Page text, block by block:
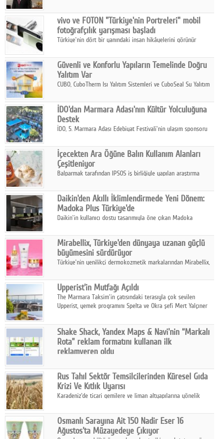
Çelik FAVÖK Marjını %16,1'e yükseltti.
vivo ve FOTON "Türkiye'nin Portreleri" mobil
fotoğrafçılık yarışması başladı
Türkiye'nin dört bir yanındaki insan hikâyelerini görünür
insanını, kültürünü ve yaşamını portre fotoğraflarıyla
anlatmaya davet ediyor.
Güvenli ve Konforlu Yapıların Temelinde Doğru
Yalıtım Var
CUBO, CuboTherm Isı Yalıtım Sistemleri ve CuboSeal Su Yalıtım
ve sürdürülebilir çözümler sunuyor.
İDO'dan Marmara Adası'nın Kültür Yolculuğuna
Destek
İDO, 5. Marmara Adası Edebiyat Festivali'nin ulaşım sponsoru
ettiriyor.
İçecekten Ara Öğüne Balın Kullanım Alanları
Çeşitleniyor
Balparmak tarafından IPSOS iş birliğiyle yapılan araştırma
ıhlamur gibi içeceklerde tercih ettiğini ortaya koyuyor.
Daikin'den Akıllı İklimlendirmede Yeni Dönem:
Madoka Plus Türkiye'de
Daikin'in kullanıcı dostu tasarımıyla öne çıkan Madoka
kontrol ünitesi Madoka Plus Türkiye'de satışa sunuldu.
Mirabellix, Türkiye'den dünyaya uzanan güçlü
büyümesini sürdürüyor
Türkiye'nin yenilikçi dermokozmetik markalarından Mirabellix,
ürünleriyle hem yurt içinde hem de uluslararası pazarlarda
büyümesini sürdürüyor.
Upperist'in Mutfağı Açıldı
The Marmara Taksim'in çatısındaki terasıyla çok sevilen
Upperist, yemek programını Spelta ve Okra şefi Mert Yalçıner
Shake Shack, Yandex Maps & Navi'nin “Markalı
Rota” reklam formatını kullanan ilk
reklamveren oldu
artırmak amacıyla Cereyan Medya ve Yandex Ads iş birliğiyle
Yandex Maps & Navi'nin yeni "Markalı Rota" reklam formatını
kullanan ilk marka oldu.
Rus Tahıl Sektör Temsilcilerinden Küresel Gıda
Krizi Ve Kıtlık Uyarısı
Karadeniz'de ticari gemilere ve liman altyapılarına yönelik
geçirdi.
Osmanlı Sarayına Ait 150 Nadir Eser 16
Ağustos'ta Müzayedeye Çıkıyor